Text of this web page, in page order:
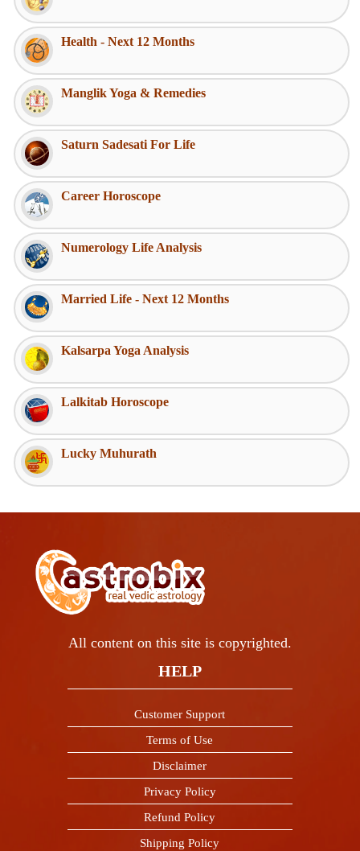
Health - Next 12 Months
Manglik Yoga & Remedies
Saturn Sadesati For Life
Career Horoscope
Numerology Life Analysis
Married Life - Next 12 Months
Kalsarpa Yoga Analysis
Lalkitab Horoscope
Lucky Muhurath
All content on this site is copyrighted.
HELP
Customer Support
Terms of Use
Disclaimer
Privacy Policy
Refund Policy
Shipping Policy